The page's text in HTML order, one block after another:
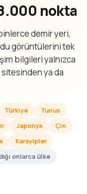
nokta
demir yeri,
görüntülerini tek
bilgileri yalnızca
ya da
Türkiye
Tunus
Japonya
Çin
Karayipler
onlarca ülke